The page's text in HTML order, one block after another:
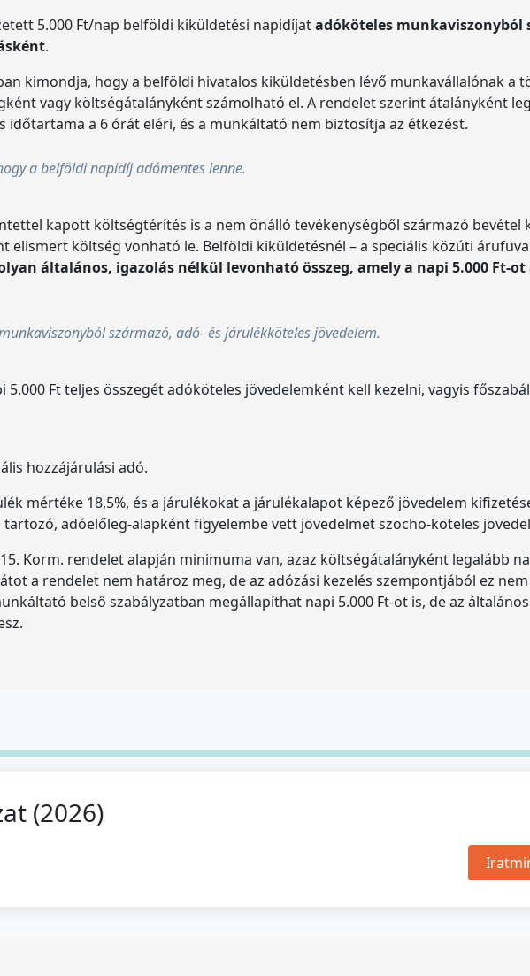
5.000 Ft/nap belföldi kiküldetési napidíjatadóköteles munkaviszonyból
.
kimondja, hogy a belföldi hivatalos kiküldetésben lévő munkavállalónak a
vagy költségátalányként számolható el. A rendelet szerint átalányként
időtartama a 6 órát eléri, és a munkáltató nem biztosítja az étkezést.
a belföldi napidíj adómentes lenne.
kapott költségtérítés is a nem önálló tevékenységből származó bevétel
elismert költség vonható le. Belföldi kiküldetésnél – a speciális közúti
általános, igazolás nélkül levonható összeg, amely a napi 5.000 Ft-
származó, adó- és járulékköteles jövedelem.
5.000 Ft teljes összegét adóköteles jövedelemként kell kezelni, vagyis
hozzájárulási adó.
mértéke 18,5%, és a járulékokat a járulékalapot képező jövedelem
adóelőleg-alapként figyelembe vett jövedelmet szocho-köteles
Korm. rendelet alapján minimuma van, azaz költségátalányként legalább
a rendelet nem határoz meg, de az adózási kezelés szempontjából ez
belső szabályzatban megállapíthat napi 5.000 Ft-ot is, de az
(2026)